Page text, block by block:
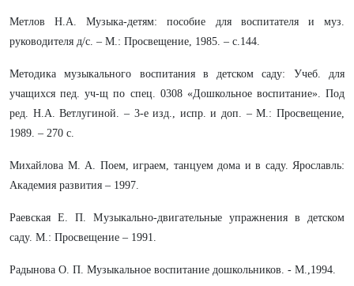
Метлов Н.А. Музыка-детям: пособие для воспитателя и муз.
руководителя д/с. – М.: Просвещение, 1985. – с.144.
Методика музыкального воспитания в детском саду: Учеб. для
учащихся пед. уч-щ по спец. 0308 «Дошкольное воспитание». Под
ред. Н.А. Ветлугиной. – 3-е изд., испр. и доп. – М.: Просвещение,
1989. – 270 с.
Михайлова М. А. Поем, играем, танцуем дома и в саду. Ярославль:
Академия развития – 1997.
Раевская Е. П. Музыкально-двигательные упражнения в детском
саду. М.: Просвещение – 1991.
Радынова О. П. Музыкальное воспитание дошкольников. - М.,1994.